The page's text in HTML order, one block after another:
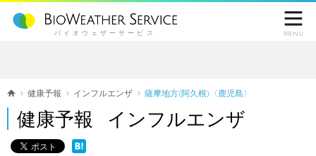
バイオウェザーサービス

Menu
健康予報 インフルエンザ 薩摩地方(阿久根)〈鹿児島〉
健康予報 インフルエンザ